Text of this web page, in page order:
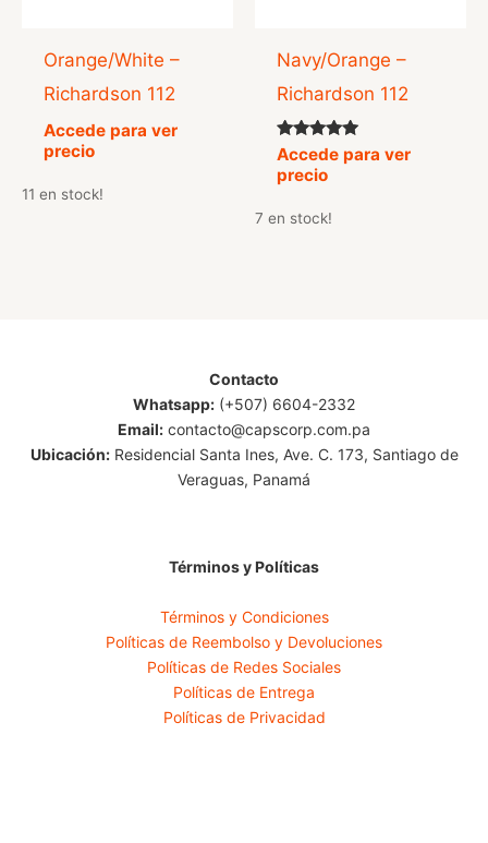
Orange/White –
Richardson 112
Accede para ver
precio
11 en stock!
Navy/Orange –
Richardson 112
Valorado
con
5.00
Accede para ver
precio
7 en stock!
Contacto
Whatsapp: (+507) 6604-2332
Email: contacto@capscorp.com.pa
Ubicación:Residencial Santa Ines, Ave. C. 173, Santiago de
Veraguas, Panamá
Términos y Políticas
Términos y Condiciones
Políticas de Reembolso y Devoluciones
Políticas de Redes Sociales
Políticas de Entrega
Políticas de Privacidad